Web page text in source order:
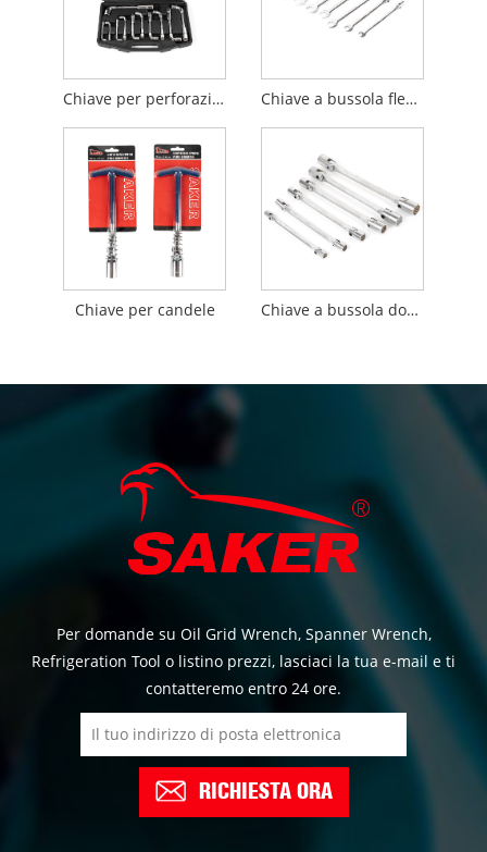
Chiave per perforazione tipo L da 11 pezzi Chiave a bussola flessibile
Chiave per candele Chiave a bussola doppia flessibile
Per domande su Oil Grid Wrench, Spanner Wrench,
Refrigeration Tool o listino prezzi, lasciaci la tua e-mail e ti
contatteremo entro 24 ore.
RICHIESTA ORA